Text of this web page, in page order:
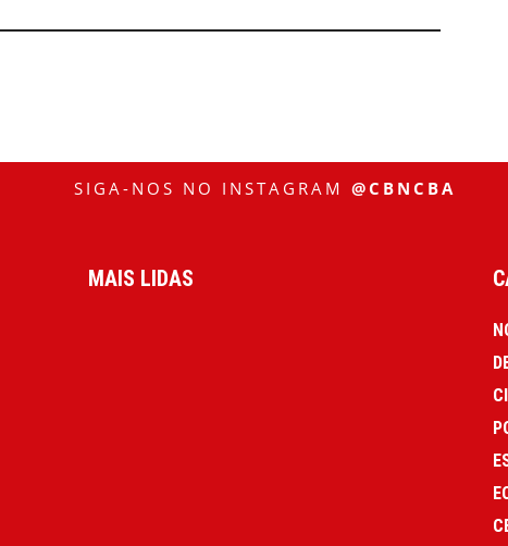
SIGA-NOS NO INSTAGRAM @CBNCBA
MAIS LIDAS